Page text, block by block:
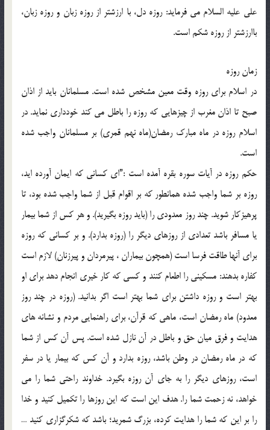
علي عليه السلام مي فرمايد: روزه دل، با ارزشتر از روزه زبان و روزه زبان،
باارزشتر از روزه شكم است.
زمان روزه
در اسلام براي روزه وقت معين مشخص شده است. مسلمانان بايد از اذان
صبح تا اذان مغرب از چيزهايي كه روزه را باطل مي كند خودداري نمايد. در
اسلام روزه در ماه مبارك رمضان(ماه نهم قمري) بر مسلمانان واجب شده
است.
حكم روزه در آيات سوره بقره آمده است :”اي كساني كه ايمان آورده ايد،
روزه بر شما واجب شده همانطور كه بر اقوام قبل از شما واجب شده بود، تا
پرهيزكار شويد. چند روز معدودي را (بايد روزه بگيريد). و هر كس از شما بيمار
يا مسافر باشد تعدادي از روزهاي ديگر را (روزه بدارد). و بر كساني كه روزه
براي آنها طاقت فرسا است (همچون بيماران ، پيرمردان و پيرزنان) لازم است
كفاره بدهند: مسكيني را اطعام كنند و كسي كه كار خيري انجام دهد براي او
بهتر است و روزه داشتن براي شما بهتر است اگر بدانيد. (روزه در چند روز
معدود) ماه رمضان است، ماهي كه قرآن، براي راهنمايي مردم و نشانه هاي
هدايت و فرق ميان حق و باطل در آن نازل شده است. پس آن كس از شما
كه در ماه رمضان در وطن باشد، روزه بدارد و آن كس كه بيمار يا در سفر
است، روزهاي ديگر را به جاي آن روزه بگيرد. خداوند راحتي شما را مي
خواهد، نه زحمت شما را. هدف اين است كه اين روزها را تكميل كنيد و خدا
را بر اين كه شما را هدايت كرده، بزرگ شمريد؛ باشد كه شكرگزاري كنيد …